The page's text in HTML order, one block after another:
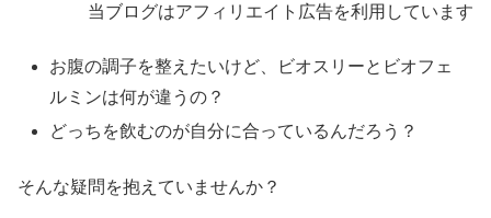
当ブログはアフィリエイト広告を利用しています
お腹の調子を整えたいけど、ビオスリーとビオフェ
ルミンは何が違うの？
どっちを飲むのが自分に合っているんだろう？
そんな疑問を抱えていませんか？